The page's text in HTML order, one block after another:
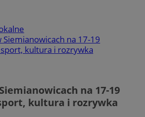
na 17-19
kultura i rozrywka
na 17-19
kultura i rozrywka